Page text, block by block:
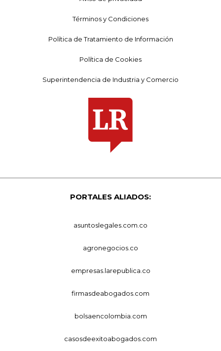
Términos y Condiciones
Política de Tratamiento de Información
Política de Cookies
Superintendencia de Industria y Comercio
PORTALES ALIADOS:
asuntoslegales.com.co
agronegocios.co
empresas.larepublica.co
firmasdeabogados.com
bolsaencolombia.com
casosdeexitoabogados.com